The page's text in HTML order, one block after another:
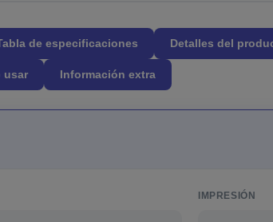
de especificaciones Detalles del
usar Información extra
IMPRESIÓN